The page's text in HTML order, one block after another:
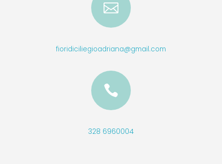

fioridiciliegioadriana@gmail.com

328 6960004